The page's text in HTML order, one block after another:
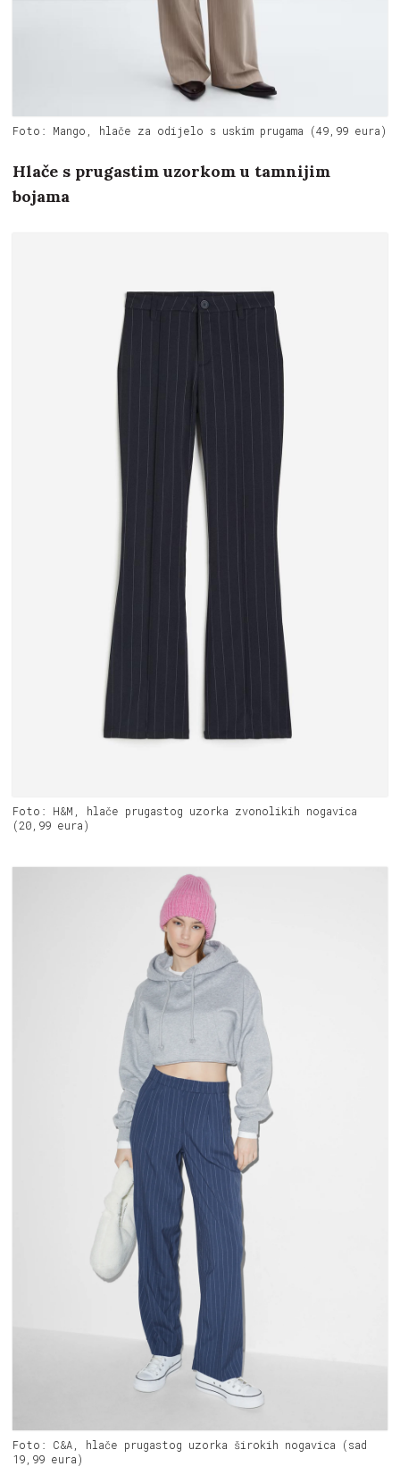
Foto: Mango, hlače za odijelo s uskim prugama (49,99 eura)
Hlače s prugastim uzorkom u tamnijim
bojama
Foto: H&M, hlače prugastog uzorka zvonolikih nogavica
(20,99 eura)
Foto: C&A, hlače prugastog uzorka širokih nogavica (sad
19,99 eura)